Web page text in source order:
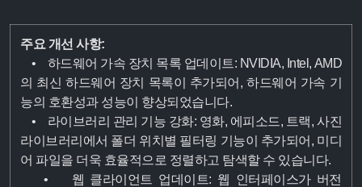
주요 개선 사항:
• 하드웨어 가속 장치 목록 업데이트: NVIDIA, Intel, AMD
의 최신 하드웨어 장치 목록이 추가되어, 하드웨어 가속 기
능의 호환성과 성능이 향상되었습니다.
• 라이브러리 관리 기능 강화: 영화, 에피소드, 트랙, 사진
라이브러리에서 폴더 위치별 필터링 기능이 추가되어, 미디
어 파일을 더욱 효율적으로 정렬하고 탐색할 수 있습니다.
• 웹 클라이언트 업데이트: 웹 인터페이스가 버전